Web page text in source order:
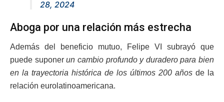
28, 2024
Aboga por una relación más estrecha
Además del beneficio mutuo, Felipe VI subrayó que
puede suponerun cambio profundo y duradero para bien
en la trayectoria histórica de los últimos 200 años de la
relación eurolatinoamericana.